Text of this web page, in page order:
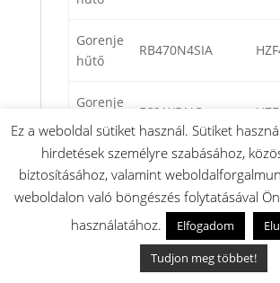
Gorenje
hűtő
RB470N4SIA
Gorenje
hűtő
FC21XDNC
Gorenje
hűtő
RB424N4CFC
Gorenje
NRC6204SW4
Ez a weboldal sütiket használ. Sütiket
hirdetések személyre szabásához,
biztosításához, valamint
weboldalon való böngészés folytatásával
használatához.
Elfogadom
Tudjon meg többet!